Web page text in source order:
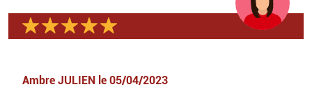
Ambre JULIEN le 05/04/2023